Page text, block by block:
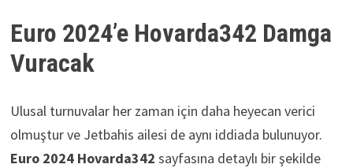
Euro 2024’e Hovarda342 Damga
Vuracak
Ulusal turnuvalar her zaman için daha heyecan verici
olmuştur ve Jetbahis ailesi de aynı iddiada bulunuyor.
Euro 2024 Hovarda342 sayfasına detaylı bir şekilde